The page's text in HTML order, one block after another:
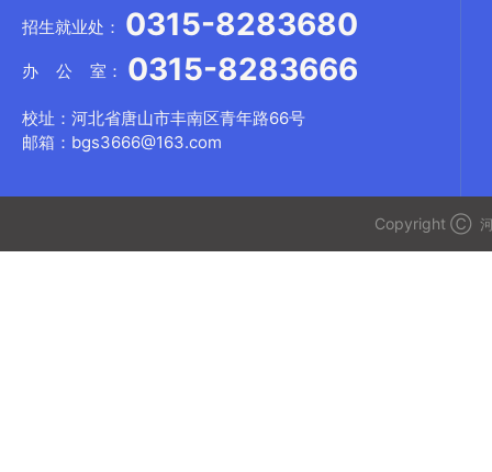
招生就业处：
办 公 室：
校址：河北省唐山市丰南区青年路66号
邮箱：bgs3666@163.com
0315-8283680
0315-8283666
Copyright Ⓒ